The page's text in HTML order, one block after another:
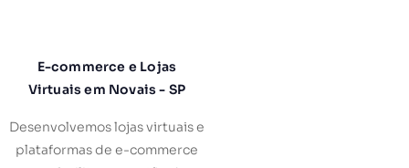
E-commerce e Lojas
Virtuais em Novais - SP
Desenvolvemos lojas virtuais e
plataformas de e-commerce